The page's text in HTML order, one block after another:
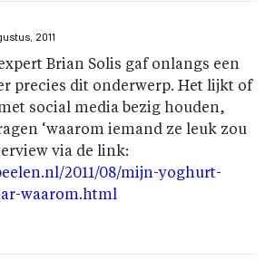
2011
Brian Solis gaf onlangs een
precies dit onderwerp. Het lijkt of
social media bezig houden,
‘waarom iemand ze leuk zou
via de link:
2011/08/mijn-yoghurt-
waarom.html